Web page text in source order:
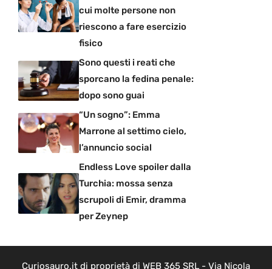
cui molte persone non
riescono a fare esercizio
fisico
Sono questi i reati che
sporcano la fedina penale:
dopo sono guai
“Un sogno”: Emma
Marrone al settimo cielo,
l’annuncio social
Endless Love spoiler dalla
Turchia: mossa senza
scrupoli di Emir, dramma
per Zeynep
Curiosauro.it di proprietà di WEB 365 SRL - Via Nicola